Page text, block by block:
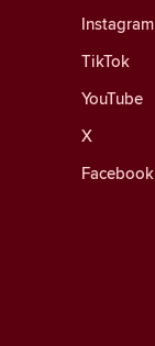
Instagram
TikTok
YouTube
X
Facebook